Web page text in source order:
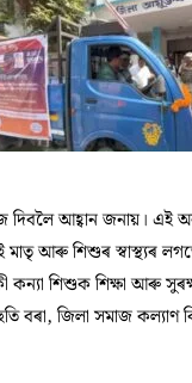
দিবলৈ আহ্বান জনায়। এই
মাতৃ আৰু শিশুৰ স্বাস্থ্যৰ
কন্যা শিশুক শিক্ষা আৰু
বৰা, জিলা সমাজ কল্যাণ